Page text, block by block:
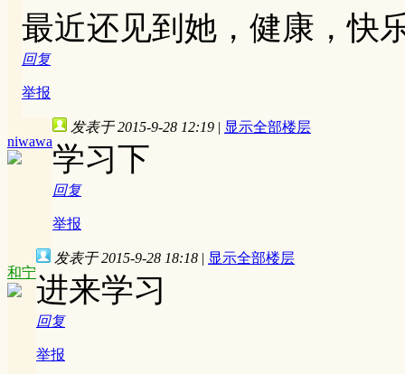
最近还见到她，健康，快
回复
举报
niwawa
发表于 2015-9-28 12:19 | 显示全部楼层
学习下
回复
举报
和宁
发表于 2015-9-28 18:18 | 显示全部楼层
进来学习
回复
举报